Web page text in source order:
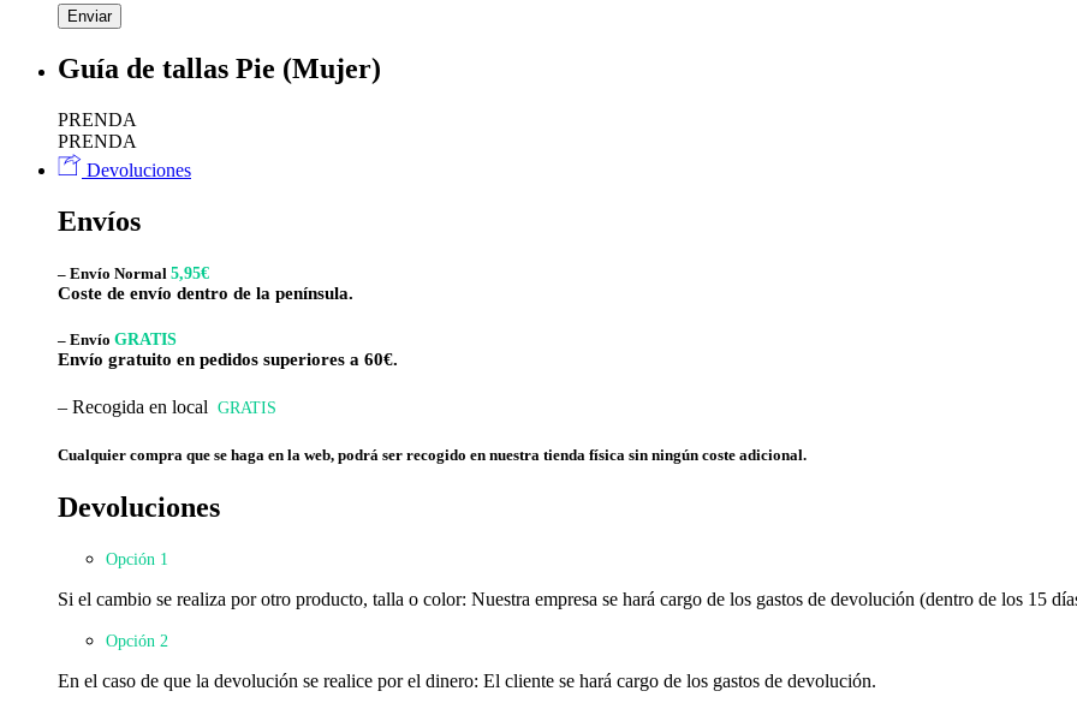
Guía de tallas Pie (Mujer)
PRENDA
PRENDA
Devoluciones
Envíos
– Envío Normal 5,95€
Coste de envío dentro de la península.
– Envío GRATIS
Envío gratuito en pedidos superiores a 60€.
– Recogida en local GRATIS
Cualquier compra que se haga en la web, podrá ser recogido en nuestra tienda física sin ningún coste adicional.
Devoluciones
Opción 1
Si el cambio se realiza por otro producto, talla o color: Nuestra empresa se hará cargo de los gastos de devolución (dentro de los 15
Opción 2
En el caso de que la devolución se realice por el dinero: El cliente se hará cargo de los gastos de devolución.